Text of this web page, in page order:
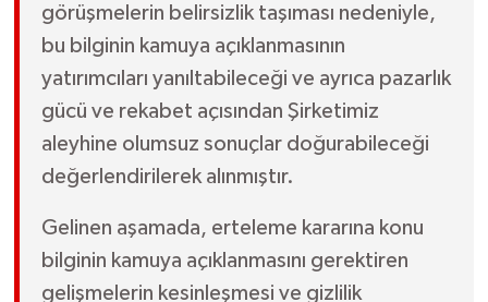
görüşmelerin belirsizlik taşıması nedeniyle,
bu bilginin kamuya açıklanmasının
yatırımcıları yanıltabileceği ve ayrıca pazarlık
gücü ve rekabet açısından Şirketimiz
aleyhine olumsuz sonuçlar doğurabileceği
değerlendirilerek alınmıştır.
Gelinen aşamada, erteleme kararına konu
bilginin kamuya açıklanmasını gerektiren
gelişmelerin kesinleşmesi ve gizlilik